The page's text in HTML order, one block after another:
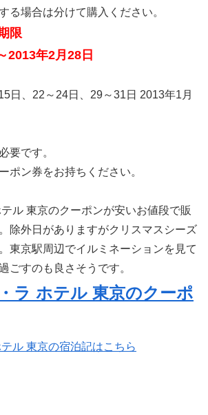
る場合は分けて購入ください。
限
2013年2月28日
日、22～24日、29～31日 2013年1月
要です。
ポン券をお持ちください。
ル 東京のクーポンが安いお値段で販
除外日がありますがクリスマスシーズ
東京駅周辺でイルミネーションを見て
ごすのも良さそうです。
ラ ホテル 東京のクーポ
ル 東京の宿泊記はこちら